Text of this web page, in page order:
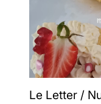
Le Letter /